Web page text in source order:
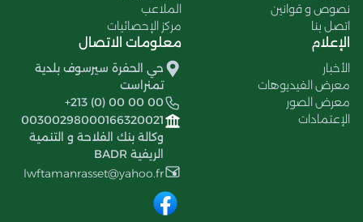
نصوص و قوانين
اتصل بنا
الملاعب
مركز الإحصائيات
الإعلام
الأخبار
معرض الفيديوهات
معرض الصور
الإعتمادات
معلومات الاتصال
حي الحفرة سيرسوف بلدية
تمنراست
+213 (0) 00 00 00
00300298000166320021
وكالة بنك الفلاحة و التنمية
الريفية BADR
lwftamanrasset@yahoo.fr